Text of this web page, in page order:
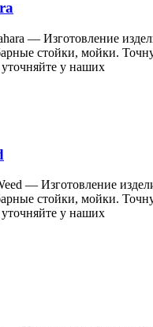
— Изготовление
стойки, мойки.
уточняйте у наших
— Изготовление
стойки, мойки.
у наших